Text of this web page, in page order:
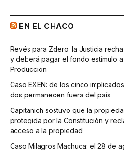
EN EL CHACO
Revés para Zdero: la Justicia
y deberá pagar el fondo estímulo
Producción
Caso EXEN: de los cinco
dos permanecen fuera del país
Capitanich sostuvo que la
protegida por la Constitución y
acceso a la propiedad
Caso Milagros Machuca: el 28 de